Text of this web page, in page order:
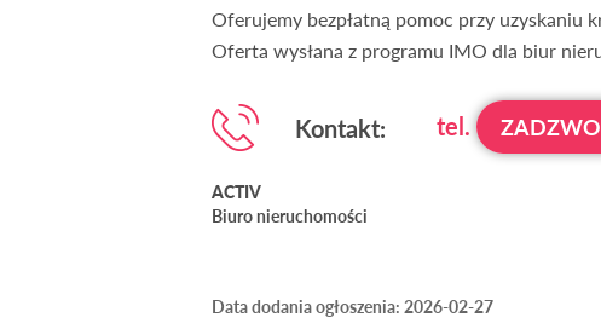
Oferujemy bezpłatną pomoc przy uzyskaniu
Oferta wysłana z programu IMO dla biur
Kontakt: tel.
ACTIV
Biuro nieruchomości
Data dodania ogłoszenia: 2026-02-27